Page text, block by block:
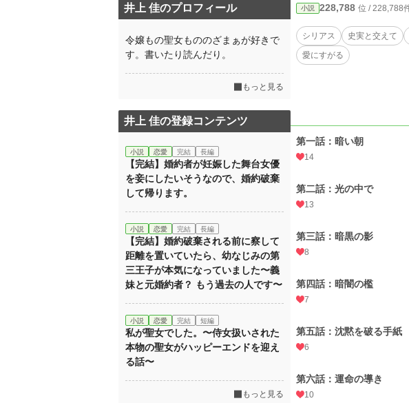
小説 228,788 位 / 228,788
シリアス 史実と交えて
愛にすがる
第一話：暗い朝
14
第二話：光の中で
13
第三話：暗黒の影
8
第四話：暗闇の檻
7
第五話：沈黙を破る手紙
6
第六話：運命の導き
10
井上 佳のプロフィール
令嬢もの聖女もののざまぁが好きで
す。書いたり読んだり。
もっと見る
井上 佳の登録コンテンツ
小説 恋愛 完結 長編
【完結】婚約者が妊娠した舞台女優
を妾にしたいそうなので、婚約破棄
して帰ります。
小説 恋愛 完結 長編
【完結】婚約破棄される前に察して
距離を置いていたら、幼なじみの第
三王子が本気になっていました〜義
妹と元婚約者？ もう過去の人です〜
小説 恋愛 完結 短編
私が聖女でした。〜侍女扱いされた
本物の聖女がハッピーエンドを迎え
る話〜
もっと見る